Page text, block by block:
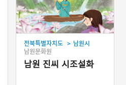
전북특별자치도 > 남원시
남원문화원
남원 진씨 시조설화